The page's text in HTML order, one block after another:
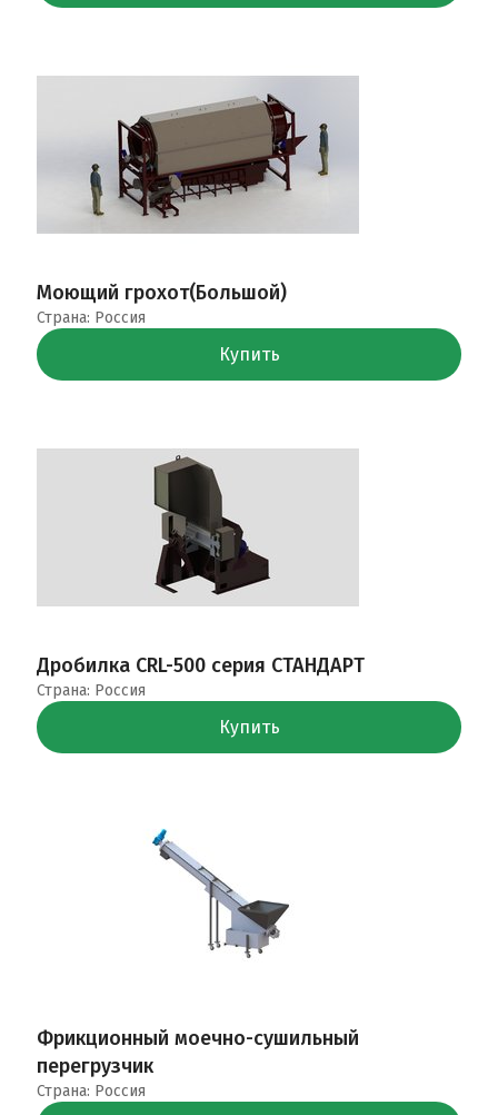
Моющий грохот(Большой)
Страна: Россия
Купить
Дробилка CRL-500 серия СТАНДАРТ
Страна: Россия
Купить
Фрикционный моечно-сушильный
перегрузчик
Страна: Россия